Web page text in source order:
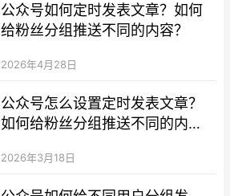
公众号如何定时发表文章？如何
给粉丝分组推送不同的内容？
2026年4月28日
公众号怎么设置定时发表文章？
如何给粉丝分组推送不同的内
2026年3月18日